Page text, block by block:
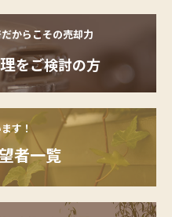
からこその売却力
をご検討の方
す！
者一覧